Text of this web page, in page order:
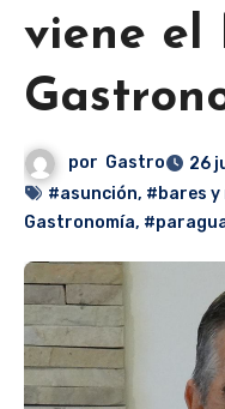
viene el
por Gastro
26
#asunción, #bares
Gastronomía,